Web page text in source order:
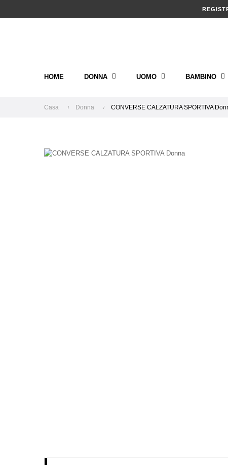
HOME DONNA UOMO BAMBINO
Casa Donna CONVERSE CALZATURA SPORTIVA